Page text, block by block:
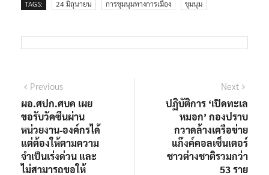
TAGS: 24 มิถุนายน การชุมนุมทางการเมือง ชุมนุม
แนะแนว
เรื่อง
PreviousPrevious
post:
ผอ.ศปก.ศบค เผย
ขอรับวัคซีนผ่าน
หน่วยงาน-องค์กรได้
แต่ต้องให้ตามความ
จำเป็นเร่งด่วน และ
ไม่สามารถขอให้
Next
ปฏิบัติการ ‘เปิดทะเล
หมอก’ กองปราบ
กวาดล้างเครือข่าย
แก๊งค์คอลเซ็นเตอร์
ชาวต่างชาติรวมกว่า
53 ราย